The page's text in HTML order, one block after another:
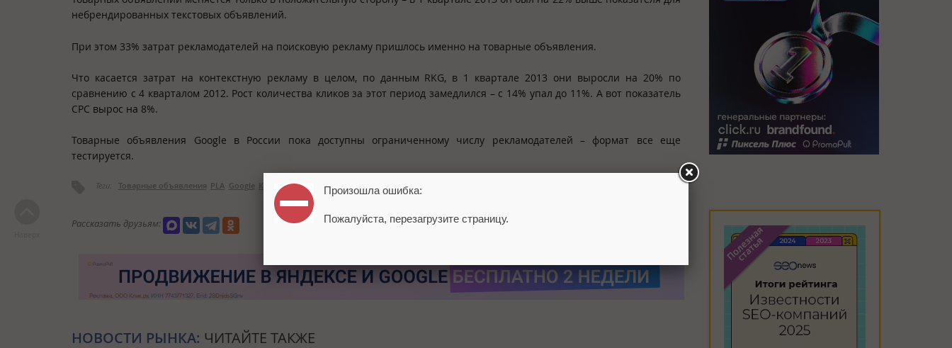
небрендированных текстовых объявлений.
При этом 33% затрат рекламодателей на поисковую рекламу пришлось именно на товарные объявления.
Что касается затрат на контекстную рекламу в целом, по данным RKG, в 1 квартале 2013 они выросли на 20% по
сравнению с 4 кварталом 2012. Рост количества кликов за этот период замедлился – с 14% упал до 11%. А вот показатель
CPC вырос на 8%.
Товарные объявления Google в России пока доступны ограниченному числу рекламодателей – формат все еще
тестируется.
Теги: Товарные объявления PLA Google Контекстная реклама
Рассказать друзьям:
НОВОСТИ РЫНКА: ЧИТАЙТЕ ТАКЖЕ
Произошла ошибка:
Пожалуйста, перезагрузите страницу.